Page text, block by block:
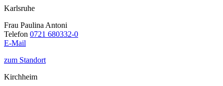
Karlsruhe
Frau Paulina Antoni
Telefon 0721 680332-0
E-Mail
zum Standort
Kirchheim